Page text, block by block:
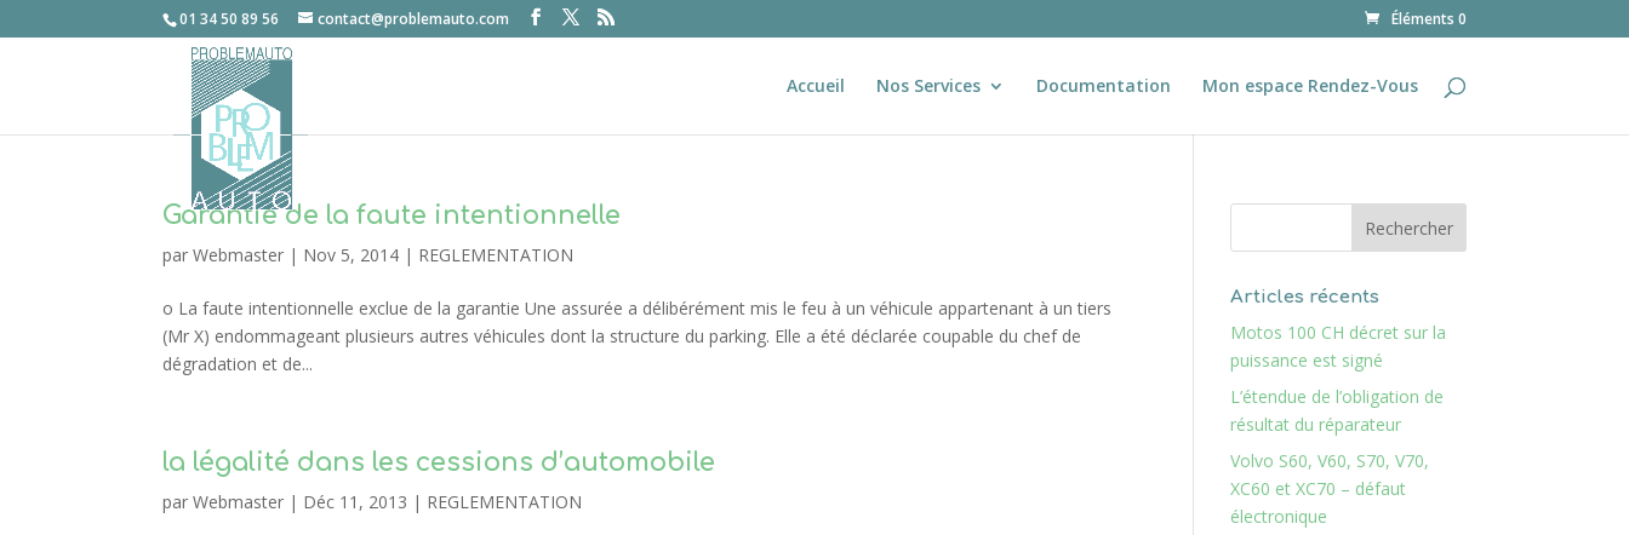
01 34 50 89 56 contact@problemauto.com Éléments 0
Accueil Nos Services Documentation Mon espace Rendez-Vous
Garantie de la faute intentionnelle
parWebmaster | Nov 5, 2014 | REGLEMENTATION
o La faute intentionnelle exclue de la garantie Une assurée a délibérément mis le feu à un véhicule appartenant à un tiers
(Mr X) endommageant plusieurs autres véhicules dont la structure du parking. Elle a été déclarée coupable du chef de
dégradation et de...
la légalité dans les cessions d’automobile
parWebmaster | Déc 11, 2013 | REGLEMENTATION
Articles récents
Motos 100 CH décret sur la
puissance est signé
L’étendue de l’obligation de
résultat du réparateur
Volvo S60, V60, S70, V70,
XC60 et XC70 – défaut
électronique